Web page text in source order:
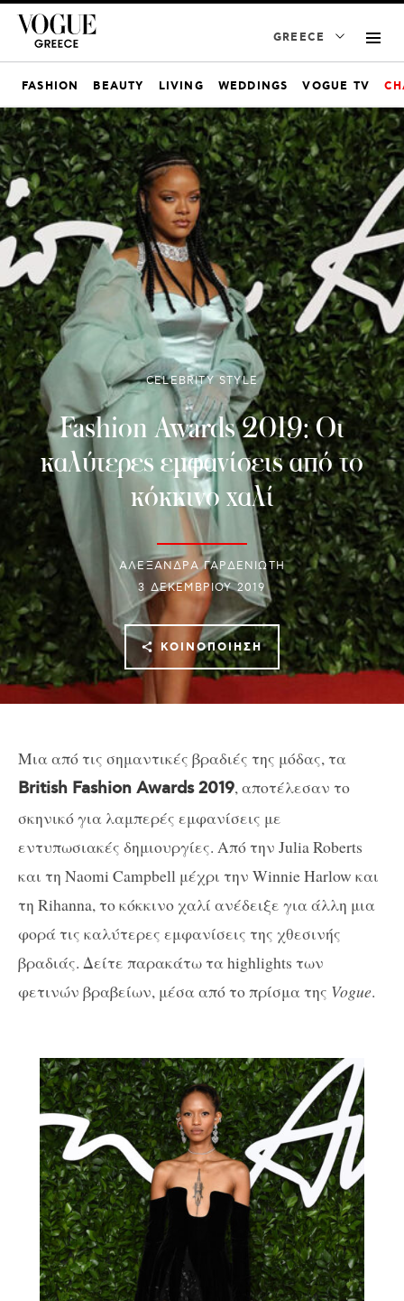
GREECE
FASHION BEAUTY LIVING WEDDINGS VOGUE TV
CELEBRITY STYLE
Fashion Awards 2019: Οι
καλύτερες εμφανίσεις από το
κόκκινο χαλί
ΑΛΕΞΑΝΔΡΑ ΓΑΡΔΕΝΙΩΤΗ
3 ΔΕΚΕΜΒΡΊΟΥ 2019
ΚΟΙΝΟΠΟΊΗΣΗ
Μια από τις σημαντικές βραδιές της μόδας, τα
British Fashion Awards 2019, αποτέλεσαν το
σκηνικό για λαμπερές εμφανίσεις με
εντυπωσιακές δημιουργίες. Από την Julia Roberts
και τη Naomi Campbell μέχρι την Winnie Harlow και
τη Rihanna, το κόκκινο χαλί ανέδειξε για άλλη μια
φορά τις καλύτερες εμφανίσεις της χθεσινής
βραδιάς. Δείτε παρακάτω τα highlights των
φετινών βραβείων, μέσα από το πρίσμα της Vogue.